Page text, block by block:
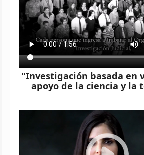
"Investigación basada en
apoyo de la ciencia y la